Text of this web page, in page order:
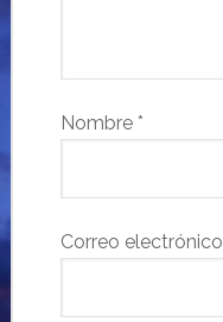
Nombre *
Correo electrónico